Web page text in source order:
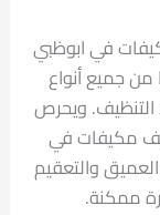
في ابوظبي
من جميع أنواع
التنظيف. ويحرص
مكيفات في
والتعقيم
ممكنة.